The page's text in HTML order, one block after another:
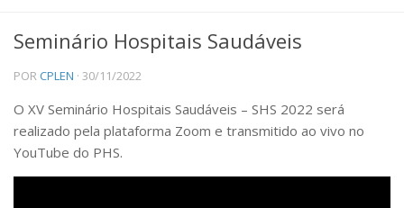
Institucional
Equipe
Ícones
Templates
EVENTOS E NOTÍCIAS
Seminário Hospitais Saudáveis
PORCPLEN · 30/11/2022
O XV Seminário Hospitais Saudáveis – SHS 2022 será
realizado pela plataforma Zoom e transmitido ao vivo no
YouTube do PHS.